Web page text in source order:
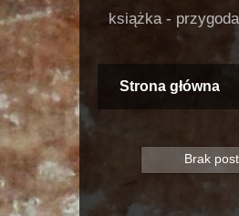
książka -
Strona główna
Brak